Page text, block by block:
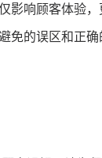
影响顾客体验，
免的误区和正确